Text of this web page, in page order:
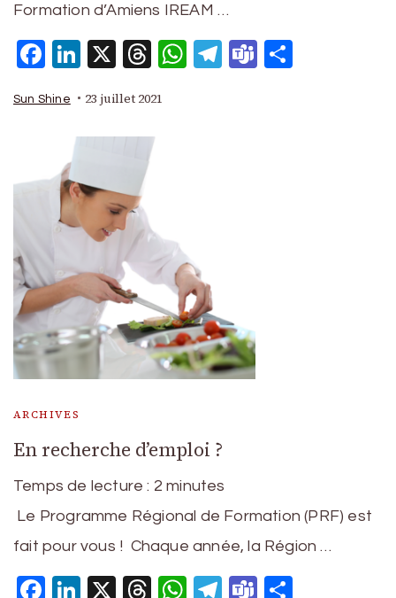
Formation d’Amiens IREAM …
Facebook
LinkedIn
X Threads
WhatsApp
Telegram
Teams
Sun Shine 23 juillet 2021
ARCHIVES
En recherche d’emploi ?
Temps de lecture : 2 minutes
Le Programme Régional de Formation (PRF) est
fait pour vous ! Chaque année, la Région …
Facebook
LinkedIn
X Threads
WhatsApp
Telegram
Teams